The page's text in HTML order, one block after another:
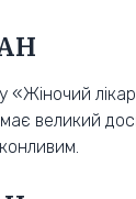
«Жіночий
великий